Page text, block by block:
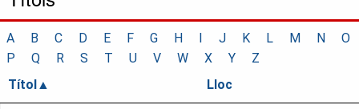
A B C D E F G H I J K L M N
O
P
Q R S T U V W X Y
Z
Títol
Lloc